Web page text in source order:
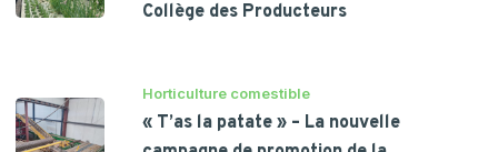
Collège des Producteurs
Horticulture comestible
« T’as la patate » – La nouvelle